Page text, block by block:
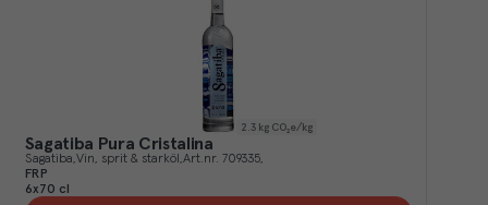
2.3 kg CO₂e/kg
Sagatiba Pura Cristalina
Sagatiba Vin, sprit & starköl Art.nr. 709335
FRP
6x70 cl